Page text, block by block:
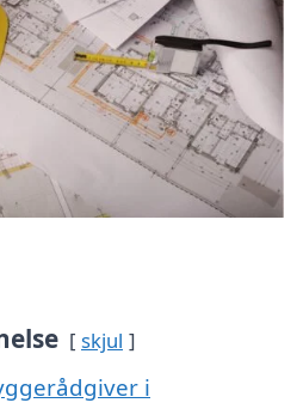
skjul
i